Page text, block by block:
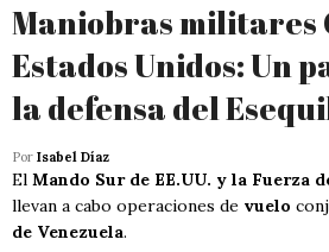
Maniobras militares
Estados Unidos: Un
la defensa del
Por Isabel Díaz
El Mando Sur de EE.UU. y la Fuerza
llevan a cabo operaciones de vuelo
de Venezuela.